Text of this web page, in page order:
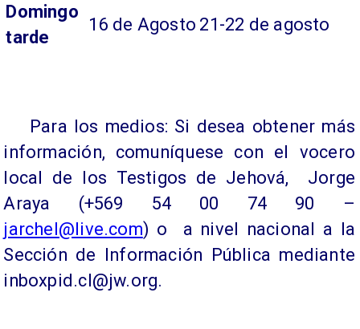
Domingo
tarde
16 de Agosto 21-22 de agosto
Para los medios: Si desea obtener más
información, comuníquese con el vocero
local de los Testigos de Jehová, Jorge
Araya (+569 54 00 74 90 –
jarchel@live.com) o a nivel nacional a la
Sección de Información Pública mediante
inboxpid.cl@jw.org.